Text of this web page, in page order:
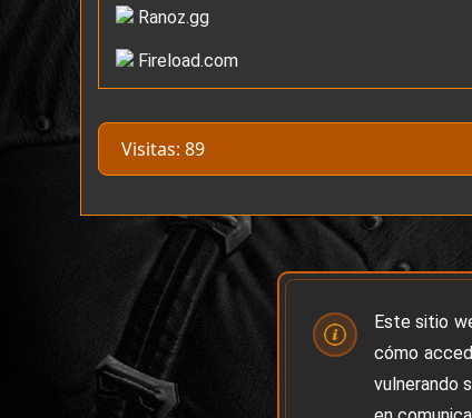
Ranoz.gg
Fireload.com
Visitas: 89
Este sitio
cómo
vulnerando